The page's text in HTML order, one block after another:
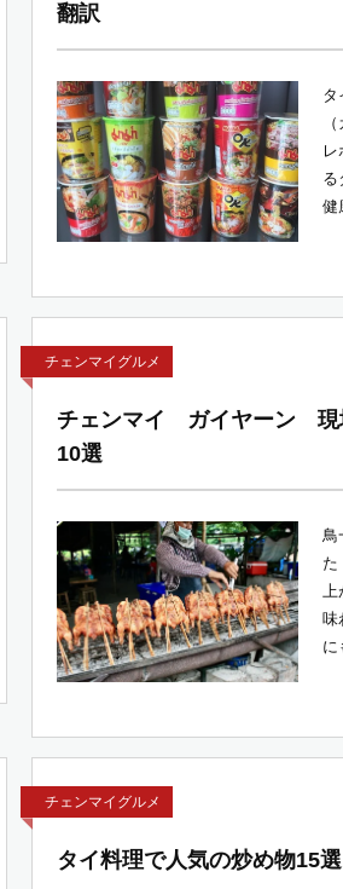
翻訳
タ
る
健
チェンマイグルメ
チェンマイ ガイヤーン 現
10選
鳥
た
上
味
に
チェンマイグルメ
タイ料理で人気の炒め物15